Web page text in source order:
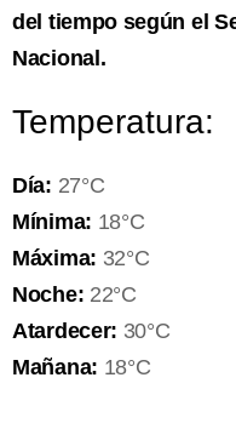
del tiempo según el
Nacional.
Temperatura:
Día: 27°C
Mínima: 18°C
Máxima: 32°C
Noche: 22°C
Atardecer: 30°C
Mañana: 18°C